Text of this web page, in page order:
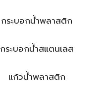
กระบอกน้ำพลาสติก
กระบอกน้ำสแตนเลส
แก้วน้ำพลาสติก